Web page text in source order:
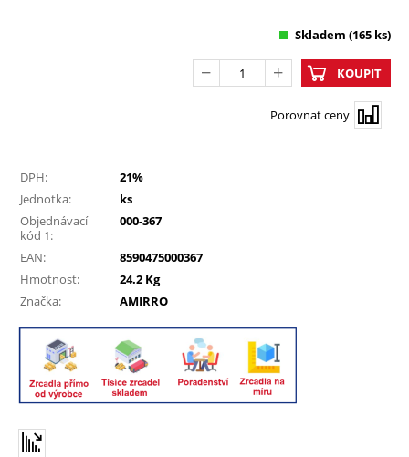
Skladem (165 ks)
Porovnat ceny
KOUPIT
DPH:
21%
Jednotka:
ks
Objednávací
kód 1:
000-367
EAN:
8590475000367
Hmotnost:
24.2 Kg
Značka:
AMIRRO